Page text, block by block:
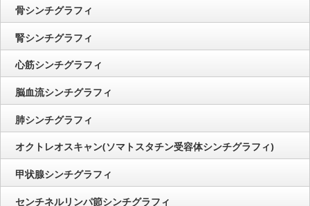
骨シンチグラフィ
腎シンチグラフィ
心筋シンチグラフィ
脳血流シンチグラフィ
肺シンチグラフィ
オクトレオスキャン(ソマトスタチン受容体シンチグラフィ)
甲状腺シンチグラフィ
センチネルリンパ節シンチグラフィ